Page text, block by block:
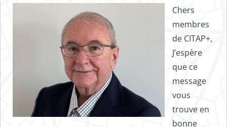
Chers
membres
de CITAP+,
J’espère
que ce
message
vous
trouve en
bonne